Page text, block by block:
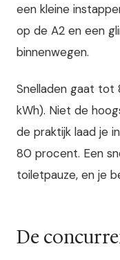
een kleine
op de A2 en een
binnenwegen.
Snelladen gaat tot
kWh). Niet de
de praktijk laad je
80 procent. Een
toiletpauze, en je
De